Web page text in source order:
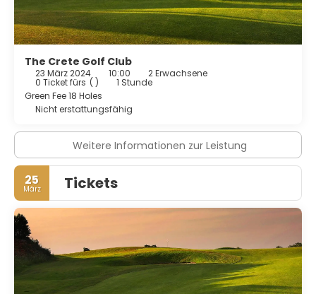
The Crete Golf Club
23 März 2024 10:00 2 Erwachsene
0 Ticket fürs ( )
1 Stunde
Green Fee 18 Holes
Nicht erstattungsfähig
Weitere Informationen zur Leistung
25
März Tickets